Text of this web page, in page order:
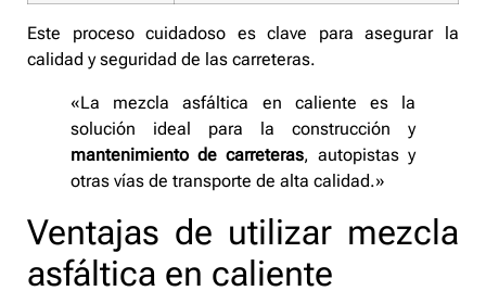
Este proceso cuidadoso es clave para asegurar la
calidad y seguridad de las carreteras.
«La mezcla asfáltica en caliente es la
solución ideal para la construcción y
mantenimiento de carreteras, autopistas y
otras vías de transporte de alta calidad.»
Ventajas de utilizar mezcla
asfáltica en caliente